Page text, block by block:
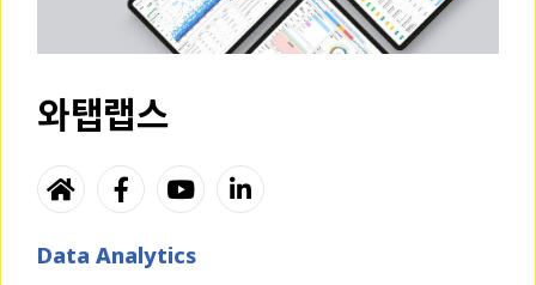
와탭랩스
Data Analytics